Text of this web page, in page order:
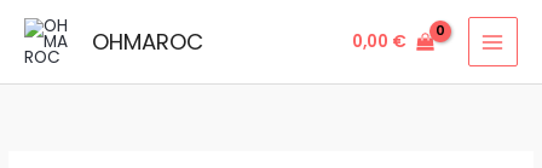
naar
OHMAROC 0,00 €